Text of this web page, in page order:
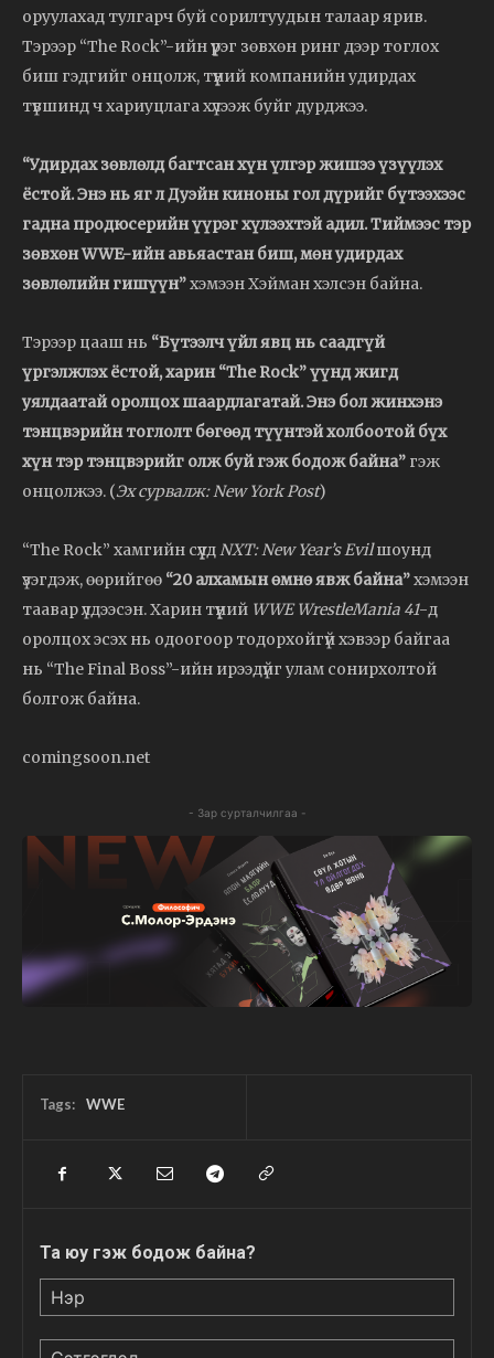
оруулахад тулгарч буй сорилтуудын талаар ярив.
Тэрээр “The Rock”-ийн үүрэг зөвхөн ринг дээр тоглох
биш гэдгийг онцолж, түүний компанийн удирдах
түвшинд ч хариуцлага хүлээж буйг дурджээ.
“Удирдах зөвлөлд багтсан хүн үлгэр жишээ үзүүлэх
ёстой. Энэ нь яг л Дуэйн киноны гол дүрийг бүтээхээс
гадна продюсерийн үүрэг хүлээхтэй адил. Тиймээс тэр
зөвхөн WWE-ийн авьяастан биш, мөн удирдах
зөвлөлийн гишүүн”хэмээн Хэйман хэлсэн байна.
Тэрээр цааш нь “Бүтээлч үйл явц нь саадгүй
үргэлжлэх ёстой, харин “The Rock” үүнд жигд
уялдаатай оролцох шаардлагатай. Энэ бол жинхэнэ
тэнцвэрийн тоглолт бөгөөд түүнтэй холбоотой бүх
хүн тэр тэнцвэрийг олж буй гэж бодож байна” гэж
онцолжээ. (Эх сурвалж: New York Post)
“The Rock” хамгийн сүүлдNXT: New Year’s Evilшоунд
үзэгдэж, өөрийгөө “20 алхамын өмнө явж байна”хэмээн
таавар үлдээсэн. Харин түүний WWE WrestleMania 41-д
оролцох эсэх нь одоогоор тодорхойгүй хэвээр байгаа
нь “The Final Boss”-ийн ирээдүйг улам сонирхолтой
болгож байна.
comingsoon.net
- Зар сурталчилгаа -
Tags: WWE
Та юу гэж бодож байна?